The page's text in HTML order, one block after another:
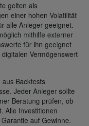
gelten als
einer hohen Volatilität
alle Anleger geeignet.
mithilfe externer
für ihn geeignet
Vermögenswert
Backtests
Jeder Anleger sollte
Beratung prüfen, ob
Alle Investitionen
auf Gewinne.